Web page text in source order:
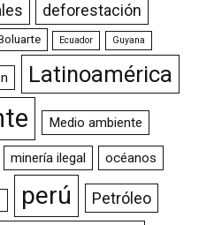
deforestación
Ecuador Guyana
Latinoamérica
Medio ambiente
minería ilegal océanos
perú Petróleo